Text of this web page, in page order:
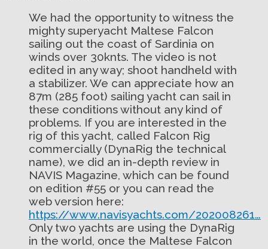
We had the opportunity to witness the
mighty superyacht Maltese Falcon
sailing out the coast of Sardinia on
winds over 30knts. The video is not
edited in any way; shoot handheld with
a stabilizer. We can appreciate how an
87m (285 foot) sailing yacht can sail in
these conditions without any kind of
problems. If you are interested in the
rig of this yacht, called Falcon Rig
commercially (DynaRig the technical
name), we did an in-depth review in
NAVIS Magazine, which can be found
on edition #55 or you can read the
web version here:
https://www.navisyachts.com/202008261…
Only two yachts are using the DynaRig
in the world, once the Maltese Falcon